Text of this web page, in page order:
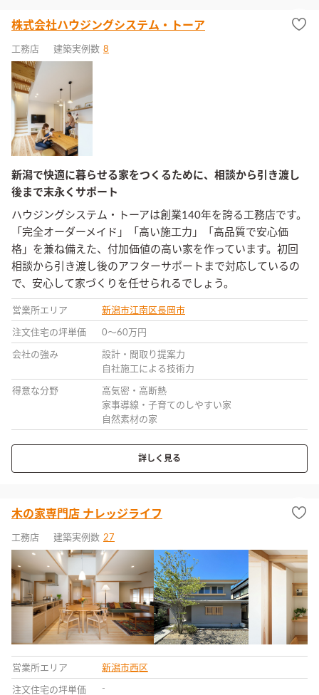
株式会社ハウジングシステム・トーア
工務店 建築実例数 8
新潟で快適に暮らせる家をつくるために、相談から引き渡し
後まで末永くサポート
ハウジングシステム・トーアは創業140年を誇る工務店です。
「完全オーダーメイド」「高い施工力」「高品質で安心価
格」を兼ね備えた、付加価値の高い家を作っています。初回
相談から引き渡し後のアフターサポートまで対応しているの
で、安心して家づくりを任せられるでしょう。
営業所エリア 新潟市江南区長岡市
注文住宅の坪単価 0〜60万円
会社の強み
設計・間取り提案力
自社施工による技術力
得意な分野
高気密・高断熱
家事導線・子育てのしやすい家
自然素材の家
詳しく見る
木の家専門店 ナレッジライフ
工務店 建築実例数 27
営業所エリア 新潟市西区
注文住宅の坪単価 -